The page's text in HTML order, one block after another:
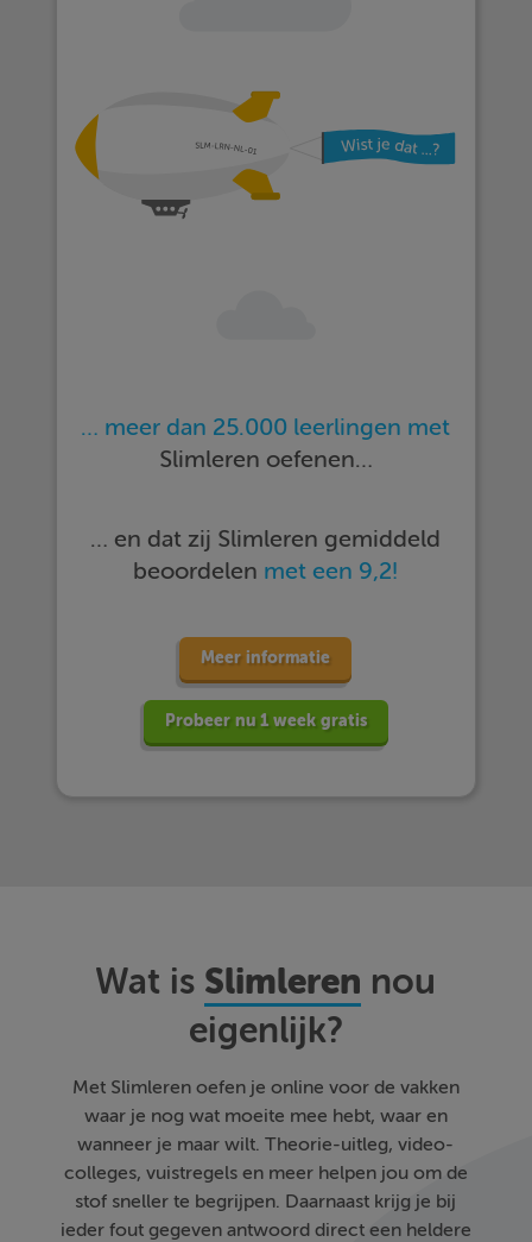
… meer dan 25.000 leerlingen met
Slimleren oefenen…
… en dat zij Slimleren gemiddeld
beoordelen met een 9,2!
Meer informatie
Probeer nu 1 week gratis
Wat is Slimleren nou
eigenlijk?
Met Slimleren oefen je online voor de vakken
waar je nog wat moeite mee hebt, waar en
wanneer je maar wilt. Theorie-uitleg, video-
colleges, vuistregels en meer helpen jou om de
stof sneller te begrijpen. Daarnaast krijg je bij
ieder fout gegeven antwoord direct een heldere